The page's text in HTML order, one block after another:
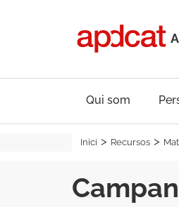
Qui som
Inici Recursos